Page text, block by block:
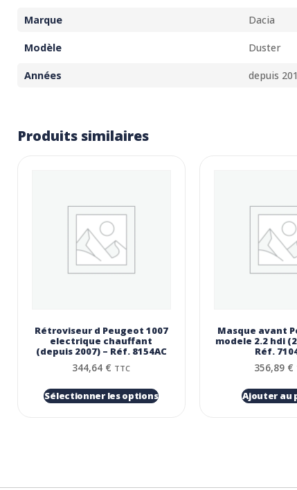
Marque Dacia
Modèle Duster
Années depuis
Produits similaires
Rétroviseur d Peugeot 1007
electrique chauffant
(depuis 2007) – Réf. 8154AC
344,64 € TTC
Sélectionner les options
Masque avant
modele 2.2 hdi
Réf.
356,89 €
Ajouter au